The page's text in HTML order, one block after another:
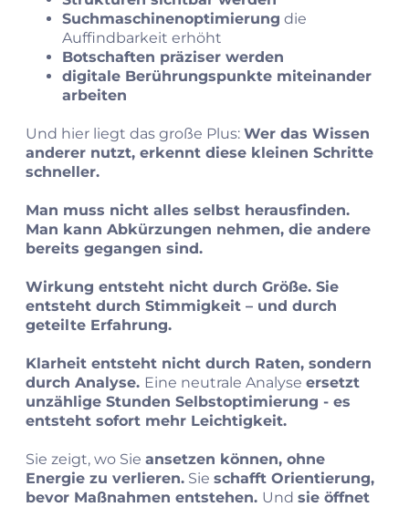
Suchmaschinenoptimierung die
Auffindbarkeit erhöht
Botschaften präziser werden
digitale Berührungspunkte miteinander
arbeiten
Und hier liegt das große Plus: Wer das Wissen
anderer nutzt, erkennt diese kleinen Schritte
schneller.
Man muss nicht alles selbst herausfinden.
Man kann Abkürzungen nehmen, die andere
bereits gegangen sind.
Wirkung entsteht nicht durch Größe. Sie
entsteht durch Stimmigkeit – und durch
geteilte Erfahrung.
Klarheit entsteht nicht durch Raten, sondern
durch Analyse. Eine neutrale Analyse ersetzt
unzählige Stunden Selbstoptimierung - es
entsteht sofort mehr Leichtigkeit.
Sie zeigt, wo Sie ansetzen können, ohne
Energie zu verlieren. Sie schafft Orientierung,
bevor Maßnahmen entstehen. Und sie öffnet